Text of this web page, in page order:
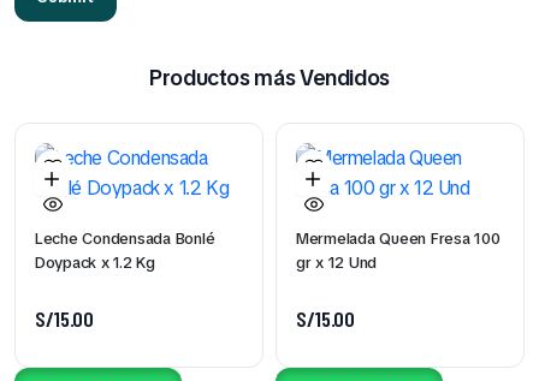
Productos más Vendidos
Leche Condensada Bonlé
Doypack x 1.2 Kg
S/15.00
Mermelada Queen Fresa 100
gr x 12 Und
S/15.00